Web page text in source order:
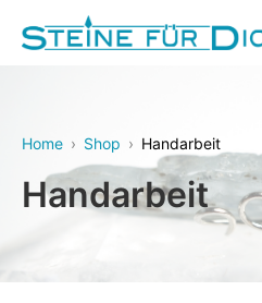
Inhalt
Home Shop Handarbeit
Handarbeit